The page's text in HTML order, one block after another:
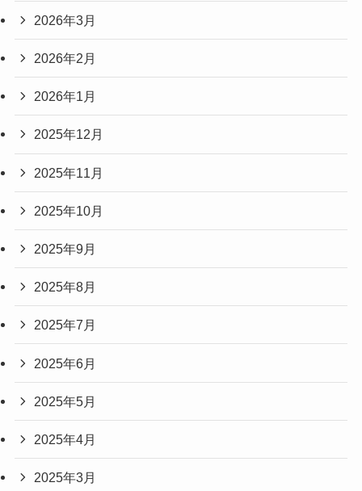
2026年3月
2026年2月
2026年1月
2025年12月
2025年11月
2025年10月
2025年9月
2025年8月
2025年7月
2025年6月
2025年5月
2025年4月
2025年3月